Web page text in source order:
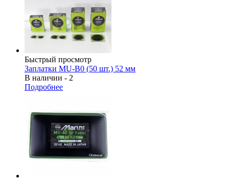
Быстрый просмотр
Заплатки MU-В0 (50 шт.) 52 мм
В наличии - 2
Подробнее